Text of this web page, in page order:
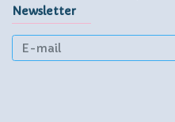
Newsletter